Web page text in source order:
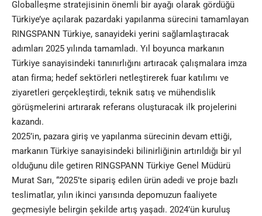
Globalleşme stratejisinin önemli bir ayağı olarak gördüğü
Türkiye’ye açılarak pazardaki yapılanma sürecini tamamlayan
RINGSPANN Türkiye, sanayideki yerini sağlamlaştıracak
adımları 2025 yılında tamamladı. Yıl boyunca markanın
Türkiye sanayisindeki tanınırlığını artıracak çalışmalara imza
atan firma; hedef sektörleri netleştirerek fuar katılımı ve
ziyaretleri gerçekleştirdi, teknik satış ve mühendislik
görüşmelerini artırarak referans oluşturacak ilk projelerini
kazandı.
2025’in, pazara giriş ve yapılanma sürecinin devam ettiği,
markanın Türkiye sanayisindeki bilinirliğinin artırıldığı bir yıl
olduğunu dile getiren RINGSPANN Türkiye Genel Müdürü
Murat Sarı, “2025’te sipariş edilen ürün adedi ve proje bazlı
teslimatlar, yılın ikinci yarısında depomuzun faaliyete
geçmesiyle belirgin şekilde artış yaşadı. 2024’ün kuruluş